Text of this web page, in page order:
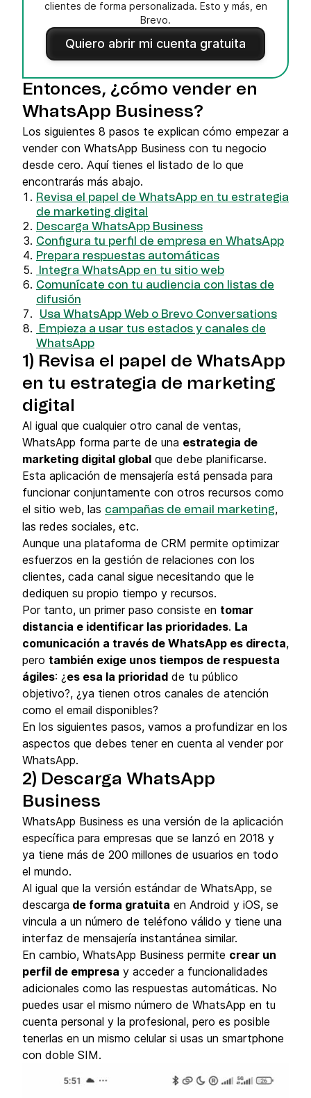
clientes de forma personalizada. Esto y más, en
Brevo.
Quiero abrir mi cuenta gratuita
Entonces, ¿cómo vender en
WhatsApp Business?
Los siguientes 8 pasos te explican cómo empezar a
vender con WhatsApp Business con tu negocio
desde cero. Aquí tienes el listado de lo que
encontrarás más abajo.
Revisa el papel de WhatsApp en tu estrategia
de marketing digital
Descarga WhatsApp Business
Configura tu perfil de empresa en WhatsApp
Prepara respuestas automáticas
Integra WhatsApp en tu sitio web
Comunícate con tu audiencia con listas de
difusión
Usa WhatsApp Web o Brevo Conversations
Empieza a usar tus estados y canales de
WhatsApp
1) Revisa el papel de WhatsApp
en tu estrategia de marketing
digital
Al igual que cualquier otro canal de ventas,
WhatsApp forma parte de una estrategia de
marketing digital global que debe planificarse.
Esta aplicación de mensajería está pensada para
funcionar conjuntamente con otros recursos como
el sitio web, las campañas de email marketing,
las redes sociales, etc.
Aunque una plataforma de CRM permite optimizar
esfuerzos en la gestión de relaciones con los
clientes, cada canal sigue necesitando que le
dediquen su propio tiempo y recursos.
Por tanto, un primer paso consiste en tomar
distancia e identificar las prioridades. La
comunicación a través de WhatsApp es directa,
pero también exige unos tiempos de respuesta
ágiles: ¿es esa la prioridad de tu público
objetivo?, ¿ya tienen otros canales de atención
como el email disponibles?
En los siguientes pasos, vamos a profundizar en los
aspectos que debes tener en cuenta al vender por
WhatsApp.
2) Descarga WhatsApp
Business
WhatsApp Business es una versión de la aplicación
específica para empresas que se lanzó en 2018 y
ya tiene más de 200 millones de usuarios en todo
el mundo.
Al igual que la versión estándar de WhatsApp, se
descarga de forma gratuita en Android y iOS, se
vincula a un número de teléfono válido y tiene una
interfaz de mensajería instantánea similar.
En cambio, WhatsApp Business permite crear un
perfil de empresa y acceder a funcionalidades
adicionales como las respuestas automáticas. No
puedes usar el mismo número de WhatsApp en tu
cuenta personal y la profesional, pero es posible
tenerlas en un mismo celular si usas un smartphone
con doble SIM.